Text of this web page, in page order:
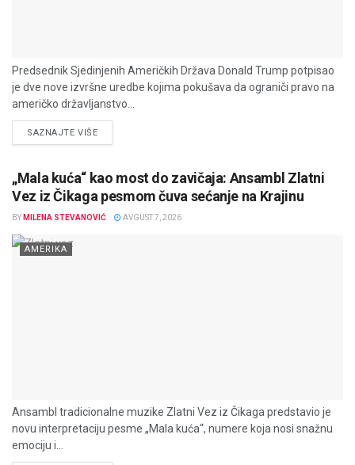
Predsednik Sjedinjenih Američkih Država Donald Trump potpisao
je dve nove izvršne uredbe kojima pokušava da ograniči pravo na
američko državljanstvo...
SAZNAJTE VIŠEDETAILS
„Mala kuća“ kao most do zavičaja: Ansambl Zlatni
Vez iz Čikaga pesmom čuva sećanje na Krajinu
BY MILENA STEVANOVIĆ AVGUST 7, 2026
AMERIKA
Ansambl tradicionalne muzike Zlatni Vez iz Čikaga predstavio je
novu interpretaciju pesme „Mala kuća“, numere koja nosi snažnu
emociju i...